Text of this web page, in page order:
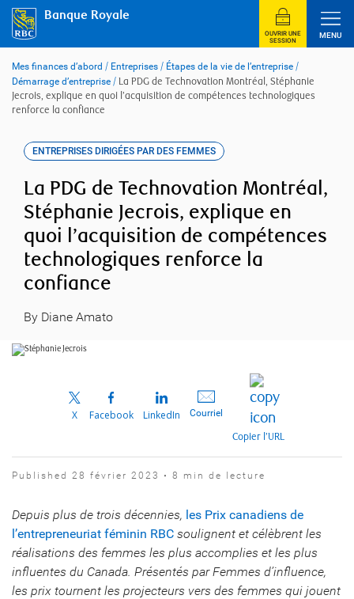
content
Banque Royale
OUVRIR UNE
SESSION
MENU
Mes finances d’abord / Entreprises / Étapes de la vie de l’entreprise /
Démarrage d’entreprise / La PDG de Technovation Montréal, Stéphanie
Jecrois, explique en quoi l’acquisition de compétences technologiques
renforce la confiance
ENTREPRISES DIRIGÉES PAR DES FEMMES
La PDG de Technovation Montréal,
Stéphanie Jecrois, explique en
quoi l’acquisition de compétences
technologiques renforce la
confiance
By Diane Amato
X Facebook LinkedIn Courriel
Copier l’URL
Published 28 février 2023 • 8 min de lecture
Depuis plus de trois décennies, les Prix canadiens de
l’entrepreneuriat féminin RBC soulignent et célèbrent les
réalisations des femmes les plus accomplies et les plus
influentes du Canada. Présentés par Femmes d’influence,
les prix tournent les projecteurs vers des femmes qui jouent